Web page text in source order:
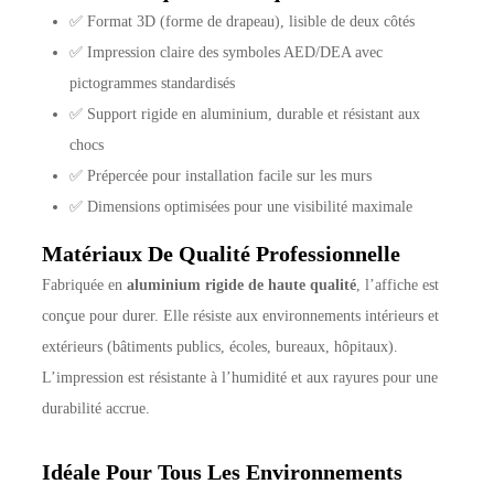
✅ Format 3D (forme de drapeau), lisible de deux côtés
✅ Impression claire des symboles AED/DEA avec
pictogrammes standardisés
✅ Support rigide en aluminium, durable et résistant aux
chocs
✅ Prépercée pour installation facile sur les murs
✅ Dimensions optimisées pour une visibilité maximale
Matériaux De Qualité Professionnelle
Fabriquée enaluminium rigide de haute qualité , l’affiche est
conçue pour durer. Elle résiste aux environnements intérieurs et
extérieurs (bâtiments publics, écoles, bureaux, hôpitaux).
L’impression est résistante à l’humidité et aux rayures pour une
durabilité accrue.
Idéale Pour Tous Les Environnements